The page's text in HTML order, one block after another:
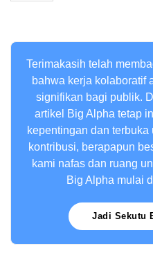
Terimakasih telah
bahwa kerja kolaboratif
signifikan bagi publik.
artikel Big Alpha tetap
kepentingan dan
kontribusi, berapapun
kami nafas dan ruang
Big Alpha mulai
Jadi Sekutu